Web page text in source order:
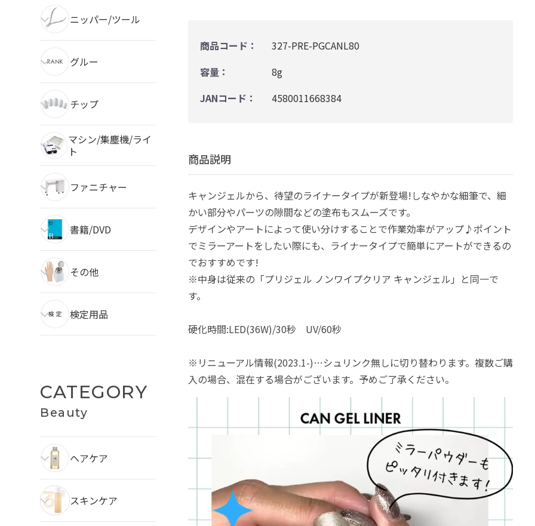
ニッパー/ツール
グルー
チップ
マシン/集塵機/ライ
ト
ファニチャー
書籍/DVD
その他
検定用品
CATEGORY
Beauty
ヘアケア
スキンケア
商品コード：
327-PRE-PGCANL80
容量：
8g
JANコード：
4580011668384
商品説明
キャンジェルから、待望のライナータイプが新登場!しなやかな細筆で、細
かい部分やパーツの隙間などの塗布もスムーズです。
デザインやアートによって使い分けすることで作業効率がアップ♪ポイント
でミラーアートをしたい際にも、ライナータイプで簡単にアートができるの
でおすすめです!
※中身は従来の「プリジェル ノンワイプクリア キャンジェル」と同一で
す。
硬化時間:LED(36W)/30秒 UV/60秒
※リニューアル情報(2023.1-)…シュリンク無しに切り替わります。複数ご購
入の場合、混在する場合がございます。予めご了承ください。